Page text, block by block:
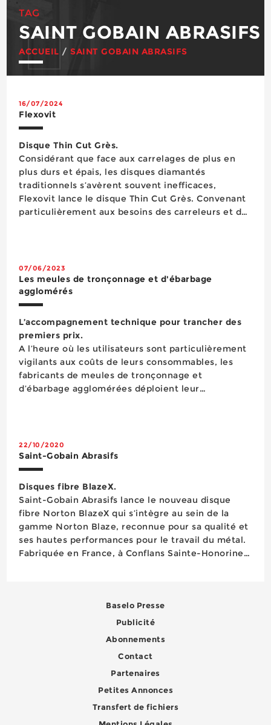
TAG
SAINT GOBAIN ABRASIFS
ACCUEIL /SAINT GOBAIN ABRASIFS
16/07/2024
Flexovit
Disque Thin Cut Grès.
Considérant que face aux carrelages de plus en
plus durs et épais, les disques diamantés
traditionnels s’avèrent souvent inefficaces,
Flexovit lance le disque Thin Cut Grès. Convenant
particulièrement aux besoins des carreleurs et des
07/06/2023
Les meules de tronçonnage et d'ébarbage
agglomérés
L’accompagnement technique pour trancher des
premiers prix.
A l’heure où les utilisateurs sont particulièrement
vigilants aux coûts de leurs consommables, les
fabricants de meules de tronçonnage et
d’ébarbage agglomérées déploient leur
22/10/2020
Saint-Gobain Abrasifs
Disques fibre BlazeX.
Saint-Gobain Abrasifs lance le nouveau disque
fibre Norton BlazeX qui s’intègre au sein de la
gamme Norton Blaze, reconnue pour sa qualité et
ses hautes performances pour le travail du métal.
Fabriquée en France, à Conflans Sainte-Honorine,
Baselo Presse
Publicité
Abonnements
Contact
Partenaires
Petites Annonces
Transfert de fichiers